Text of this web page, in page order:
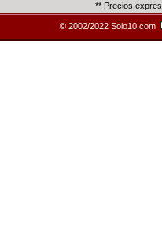
** Precios
© 2002/2022 Solo10.com